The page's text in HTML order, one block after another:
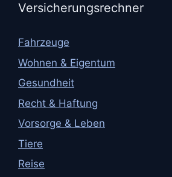
Versicherungsrechner
Fahrzeuge
Wohnen & Eigentum
Gesundheit
Recht & Haftung
Vorsorge & Leben
Tiere
Reise